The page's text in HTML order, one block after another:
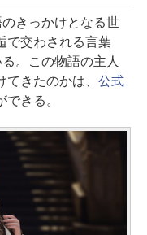
きっかけとなる世
で交わされる言葉
。この物語の主人
きたのかは、 公式
きる。